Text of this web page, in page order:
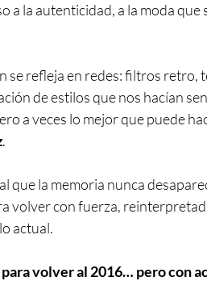
a la autenticidad, a la moda
se refleja en redes: filtros retro,
de estilos que nos hacían
a veces lo mejor que puede
.
que la memoria nunca
volver con fuerza,
actual.
para volver al 2016… pero con